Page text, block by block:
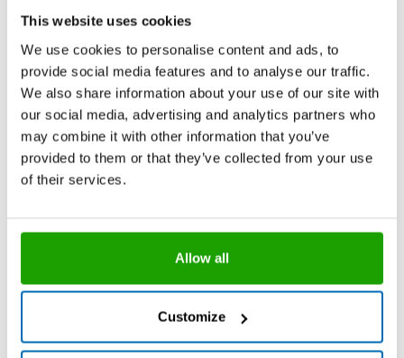
This website uses cookies
We use cookies to personalise content and ads, to
provide social media features and to analyse our traffic.
We also share information about your use of our site with
our social media, advertising and analytics partners who
may combine it with other information that you’ve
provided to them or that they’ve collected from your use
of their services.
Allow all
Customize
OTTOSEAL® S 100
Das Premium-Sanitär-Silikon
Exzellente Verarbeitbarkeit